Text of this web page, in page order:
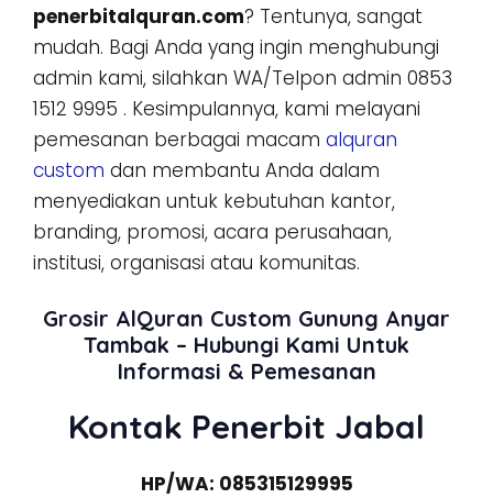
penerbitalquran.com? Tentunya, sangat
mudah. Bagi Anda yang ingin menghubungi
admin kami, silahkan WA/Telpon admin 0853
1512 9995 . Kesimpulannya, kami melayani
pemesanan berbagai macam alquran
custom dan membantu Anda dalam
menyediakan untuk kebutuhan kantor,
branding, promosi, acara perusahaan,
institusi, organisasi atau komunitas.
Grosir AlQuran Custom Gunung Anyar
Tambak – Hubungi Kami Untuk
Informasi & Pemesanan
Kontak Penerbit Jabal
HP/WA: 085315129995